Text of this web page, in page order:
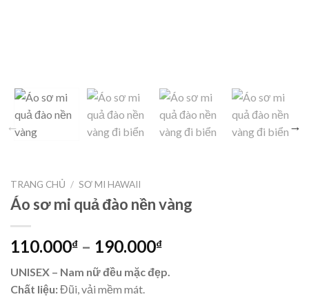
TRANG CHỦ / SƠ MI HAWAII
Áo sơ mi quả đào nền vàng
110.000₫ – 190.000₫
UNISEX – Nam nữ đều mặc đẹp.
Chất liệu:Đũi, vải mềm mát.